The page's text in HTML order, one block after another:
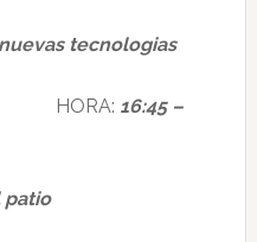
tecnologias
16:45 –
patio